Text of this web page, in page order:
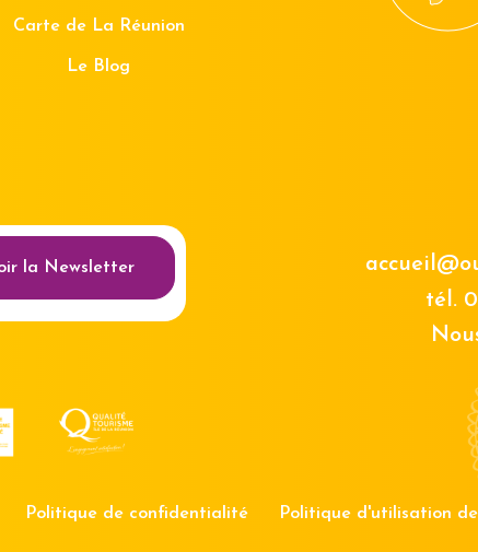
cookies
Carte de La Réunion
Le Blog
la Newsletter
tél.
Politique de confidentialité Politique d'utilisation